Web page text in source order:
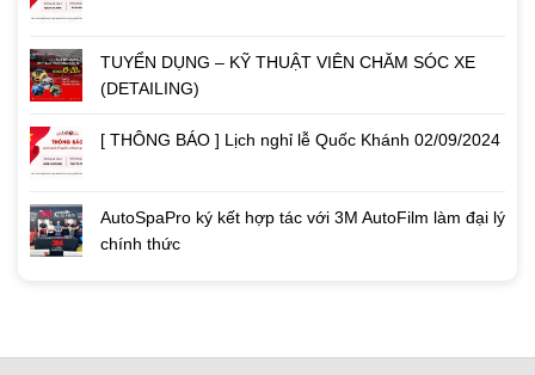
TUYỂN DỤNG – KỸ THUẬT VIÊN CHĂM SÓC XE
(DETAILING)
[ THÔNG BÁO ] Lịch nghỉ lễ Quốc Khánh 02/09/2024
AutoSpaPro ký kết hợp tác với 3M AutoFilm làm đại lý
chính thức